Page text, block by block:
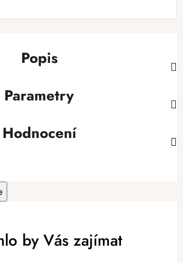
Popis
Parametry
Hodnocení
by Vás zajímat